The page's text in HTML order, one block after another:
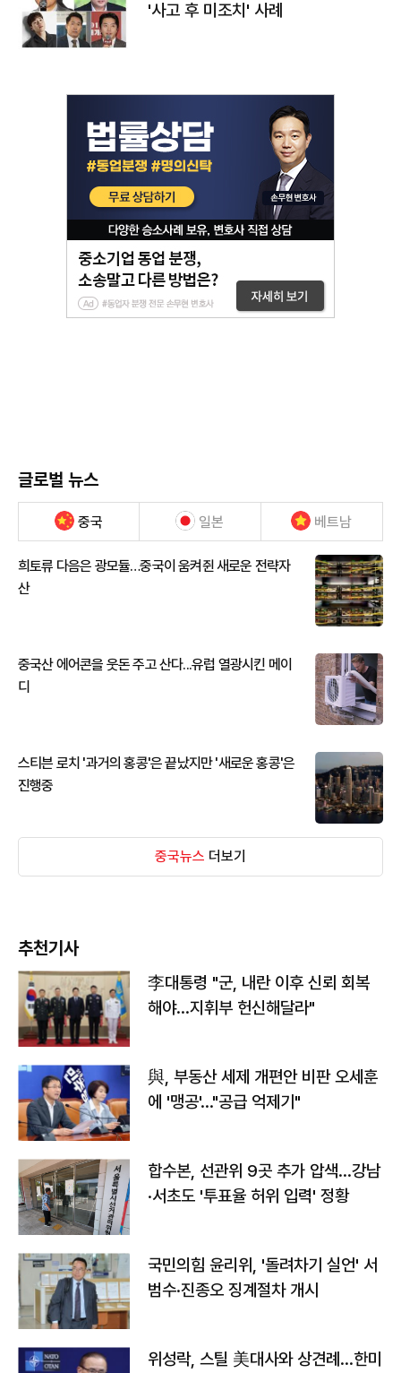
'사고 후 미조치' 사례
글로벌 뉴스
중국 일본 베트남
희토류 다음은 광모듈…중국이 움켜쥔 새로운 전략자
산
중국산 에어콘을 웃돈 주고 산다...유럽 열광시킨 메이
디
스티븐 로치 '과거의 홍콩'은 끝났지만 '새로운 홍콩'은
진행중
중국뉴스 더보기
추천기사
李대통령 "군, 내란 이후 신뢰 회복
해야…지휘부 헌신해달라"
與, 부동산 세제 개편안 비판 오세훈
에 '맹공'…"공급 억제기"
합수본, 선관위 9곳 추가 압색…강남
·서초도 '투표율 허위 입력' 정황
국민의힘 윤리위, '돌려차기 실언' 서
범수·진종오 징계절차 개시
위성락, 스틸 美대사와 상견례…한미